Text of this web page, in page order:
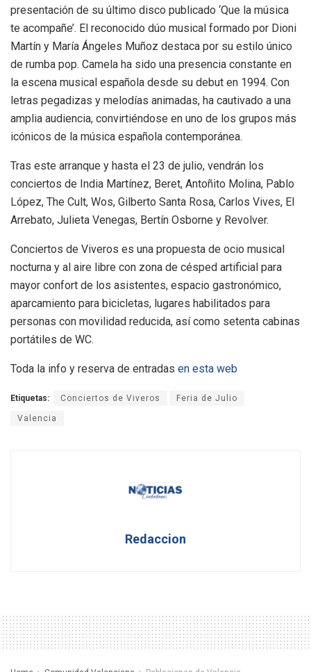
presentación de su último disco publicado ‘Que la música
te acompañe’. El reconocido dúo musical formado por Dioni
Martín y María Ángeles Muñoz destaca por su estilo único
de rumba pop. Camela ha sido una presencia constante en
la escena musical española desde su debut en 1994. Con
letras pegadizas y melodías animadas, ha cautivado a una
amplia audiencia, convirtiéndose en uno de los grupos más
icónicos de la música española contemporánea.
Tras este arranque y hasta el 23 de julio, vendrán los
conciertos de India Martínez, Beret, Antoñito Molina, Pablo
López, The Cult, Wos, Gilberto Santa Rosa, Carlos Vives, El
Arrebato, Julieta Venegas, Bertín Osborne y Revolver.
Conciertos de Viveros es una propuesta de ocio musical
nocturna y al aire libre con zona de césped artificial para
mayor confort de los asistentes, espacio gastronómico,
aparcamiento para bicicletas, lugares habilitados para
personas con movilidad reducida, así como setenta cabinas
portátiles de WC.
Toda la info y reserva de entradas en esta web
Etiquetas: Conciertos de Viveros Feria de Julio
Valencia
Redaccion